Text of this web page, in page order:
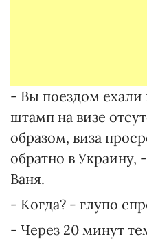
- Вы поездом ехали
штамп на визе
образом, виза
обратно в Украину,
Ваня.
- Когда? - глупо
- Через 20 минут